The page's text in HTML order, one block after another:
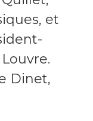
et
Dinet,